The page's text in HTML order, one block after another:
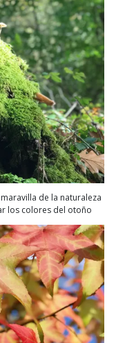
de la naturaleza
los colores del otoño